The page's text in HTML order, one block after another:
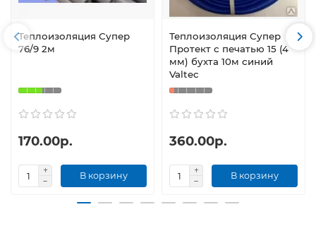
Теплоизоляция Супер
76/9 2м
170.00р.
В корзину
Теплоизоляция Супер
Протект с печатью 15 (4
мм) бухта 10м синий
Valtec
360.00р.
В корзину